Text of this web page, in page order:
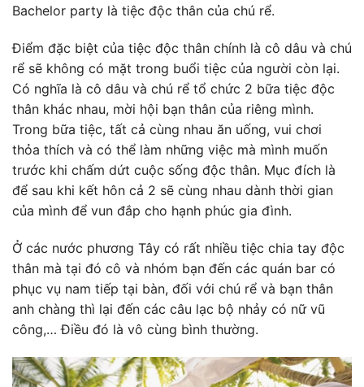
Bachelor party là tiệc độc thân của chú rể.
Điểm đặc biệt của tiệc độc thân chính là cô dâu và chú
rể sẽ không có mặt trong buổi tiệc của người còn lại.
Có nghĩa là cô dâu và chú rể tổ chức 2 bữa tiệc độc
thân khác nhau, mời hội bạn thân của riêng mình.
Trong bữa tiệc, tất cả cùng nhau ăn uống, vui chơi
thỏa thích và có thể làm những việc mà mình muốn
trước khi chấm dứt cuộc sống độc thân. Mục đích là
để sau khi kết hôn cả 2 sẽ cùng nhau dành thời gian
của mình để vun đắp cho hạnh phúc gia đình.
Ở các nước phương Tây có rất nhiều tiệc chia tay độc
thân mà tại đó cô và nhóm bạn đến các quán bar có
phục vụ nam tiếp tại bàn, đối với chú rể và bạn thân
anh chàng thì lại đến các câu lạc bộ nhảy có nữ vũ
công,… Điều đó là vô cùng bình thường.